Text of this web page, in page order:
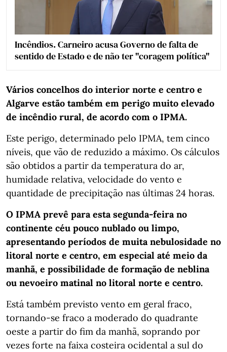
Incêndios. Carneiro acusa Governo de falta de
sentido de Estado e de não ter "coragem política"
Vários concelhos do interior norte e centro e
Algarve estão também em perigo muito elevado
de incêndio rural, de acordo com o IPMA.
Este perigo, determinado pelo IPMA, tem cinco
níveis, que vão de reduzido a máximo. Os cálculos
são obtidos a partir da temperatura do ar,
humidade relativa, velocidade do vento e
quantidade de precipitação nas últimas 24 horas.
O IPMA prevê para esta segunda-feira no
continente céu pouco nublado ou limpo,
apresentando períodos de muita nebulosidade no
litoral norte e centro, em especial até meio da
manhã, e possibilidade de formação de neblina
ou nevoeiro matinal no litoral norte e centro.
Está também previsto vento em geral fraco,
tornando-se fraco a moderado do quadrante
oeste a partir do fim da manhã, soprando por
vezes forte na faixa costeira ocidental a sul do